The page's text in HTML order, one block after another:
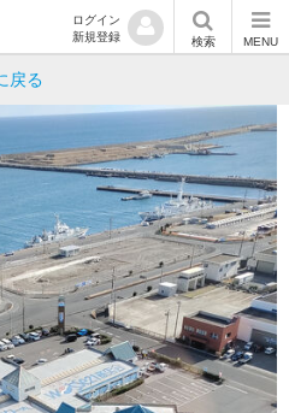
ログイン
新規登録
検索 MENU
戻る